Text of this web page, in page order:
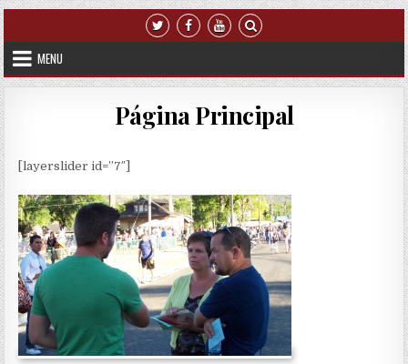
Skip to content
MENU
Página Principal
[layerslider id=”7″]